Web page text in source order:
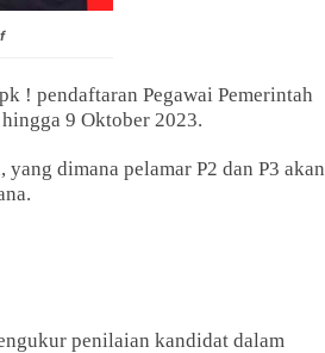
! pendaftaran Pegawai Pemerintah
9 Oktober 2023.
dimana pelamar P2 dan P3 akan
penilaian kandidat dalam